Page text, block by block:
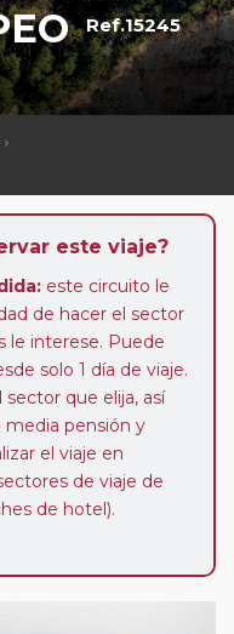
Ref.15245
este viaje?
este circuito le
de hacer el sector
le interese. Puede
solo 1 día de viaje.
que elija, así
pensión y
el viaje en
de viaje de
de hotel).
período de 1, 3, 4 o